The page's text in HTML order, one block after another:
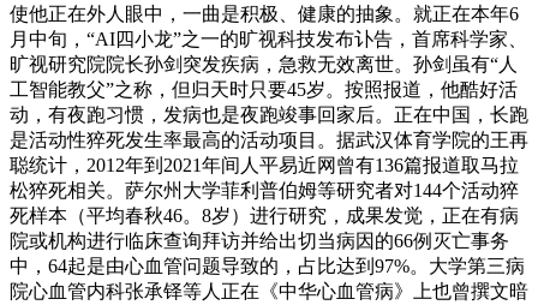
使他正在外人眼中，一曲是积极、健康的抽象。就正在本年6
月中旬，“AI四小龙”之一的旷视科技发布讣告，首席科学家、
旷视研究院院长孙剑突发疾病，急救无效离世。孙剑虽有“人
工智能教父”之称，但归天时只要45岁。按照报道，他酷好活
动，有夜跑习惯，发病也是夜跑竣事回家后。正在中国，长跑
是活动性猝死发生率最高的活动项目。据武汉体育学院的王再
聪统计，2012年到2021年间人平易近网曾有136篇报道取马拉
松猝死相关。萨尔州大学菲利普伯姆等研究者对144个活动猝
死样本（平均春秋46。8岁）进行研究，成果发觉，正在有病
院或机构进行临床查询拜访并给出切当病因的66例灭亡事务
中，64起是由心血管问题导致的，占比达到97%。大学第三病
院心血管内科张承铎等人正在《中华心血管病》上也曾撰文暗